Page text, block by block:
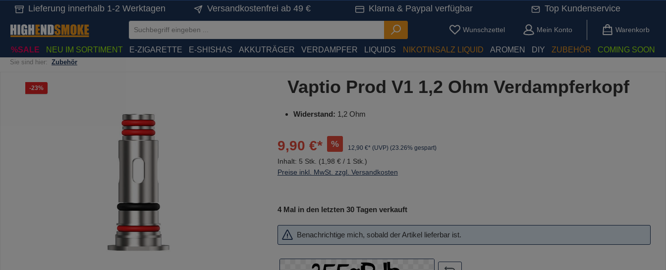
Zur Hauptnavigation springen
Lieferung innerhalb 1-2 Werktagen Versandkostenfrei ab 49 € Klarna & Paypal verfügbar Top Kundenservice
Wunschzettel Du hast 0 Produkte auf dem Merkzettel
Mein Konto Warenkorb
%SALE NEU IM SORTIMENT E-ZIGARETTE E-SHISHAS AKKUTRÄGER VERDAMPFER LIQUIDS NIKOTINSALZ LIQUID AROMEN DIY ZUBEHÖR COMING SOON
Sie sind hier: Zubehör
Bildergalerie überspringen
-23%Rabatt Vaptio Prod V1 1,2 Ohm Verdampferkopf
Widerstand: 1,2 Ohm
9,90 €* % 12,90 €* (UVP) (23.26% gespart)
Inhalt: 5 Stk. (1,98 € / 1 Stk.)
Preise inkl. MwSt. zzgl. Versandkosten
4 Mal in den letzten 30 Tagen verkauft
Benachrichtige mich, sobald der Artikel lieferbar ist.